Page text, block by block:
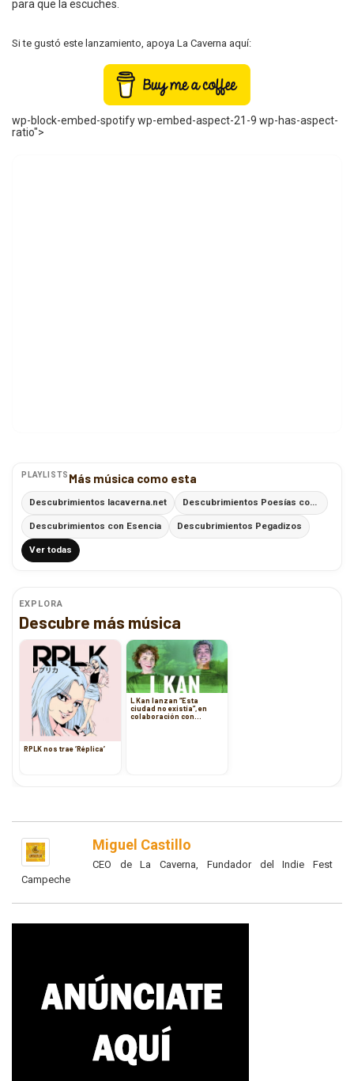
para que la escuches.
Si te gustó este lanzamiento, apoya La Caverna aquí:
wp-block-embed-spotify wp-embed-aspect-21-9 wp-has-aspect-
ratio">
PLAYLISTS Más música como esta
Descubrimientos lacaverna.net Descubrimientos Poesías con Ritmo
Descubrimientos con Esencia Descubrimientos Pegadizos
Ver todas
EXPLORA
Descubre más música
RPLK nos trae ‘Réplica’
L Kan lanzan “Esta
ciudad no existía”, en
colaboración con
Miguel Castillo
CEO de La Caverna, Fundador del Indie Fest
Campeche